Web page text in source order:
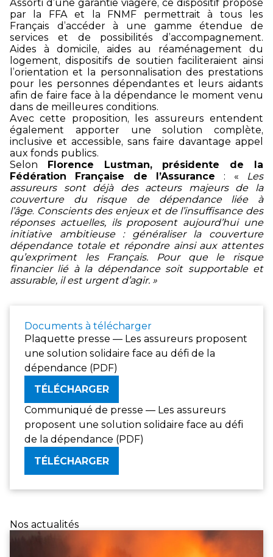
Assorti d’une garantie viagère, ce dispositif proposé
par la FFA et la FNMF permettrait à tous les
Français d’accéder à une gamme étendue de
services et de possibilités d’accompagnement.
Aides à domicile, aides au réaménagement du
logement, dispositifs de soutien faciliteraient ainsi
l’orientation et la personnalisation des prestations
pour les personnes dépendantes et leurs aidants
afin de faire face à la dépendance le moment venu
dans de meilleures conditions.
Avec cette proposition, les assureurs entendent
également apporter une solution complète,
inclusive et accessible, sans faire davantage appel
aux fonds publics.
Selon Florence Lustman, présidente de la
Fédération Française de l’Assurance : «
Les
assureurs sont déjà des acteurs majeurs de la
couverture du risque de dépendance liée à
l’âge. Conscients des enjeux et de l’insuffisance des
réponses actuelles, ils proposent aujourd’hui une
initiative ambitieuse : généraliser la couverture
dépendance totale et répondre ainsi aux attentes
qu’expriment les Français. Pour que le risque
financier lié à la dépendance soit supportable et
assurable, il est urgent d’agir. »
Documents à télécharger
Plaquette presse — Les assureurs proposent
une solution solidaire face au défi de la
dépendance (PDF)
TÉLÉCHARGER
Communiqué de presse — Les assureurs
proposent une solution solidaire face au défi
de la dépendance (PDF)
TÉLÉCHARGER
Nos actualités